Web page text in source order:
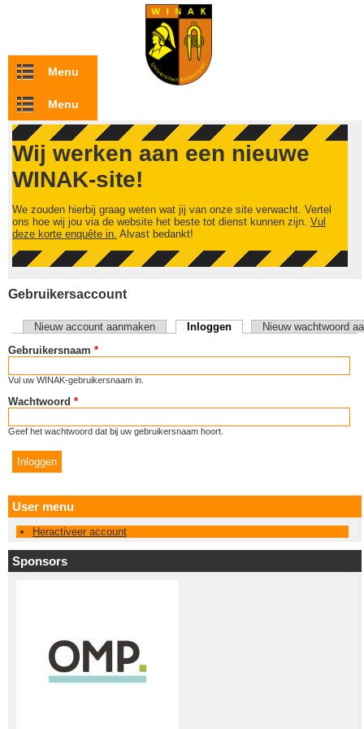
Overslaan en naar de inhoud gaan
Menu
Menu
Wij werken aan een nieuwe
WINAK-site!
We zouden hierbij graag weten wat jij van onze site verwacht. Vertel
ons hoe wij jou via de website het beste tot dienst kunnen zijn. Vul
deze korte enquête in. Alvast bedankt!
Gebruikersaccount
Primaire tabs
Nieuw account aanmaken Inloggen(actieve tabblad)
Nieuw wachtwoord
Gebruikersnaam *
Vul uw WINAK-gebruikersnaam in.
Wachtwoord *
Geef het wachtwoord dat bij uw gebruikersnaam hoort.
User menu
Heractiveer account
Sponsors